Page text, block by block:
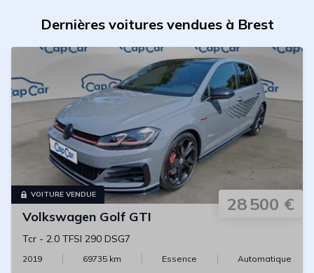
Dernières voitures vendues à Brest
VOITURE VENDUE 28 500 €
Volkswagen Golf GTI
Tcr - 2.0 TFSI 290 DSG7
2019 69735 km Essence Automatique